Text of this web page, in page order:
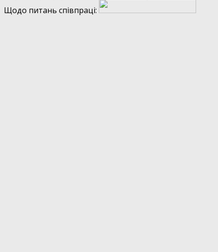
Щодо питань співпраці: